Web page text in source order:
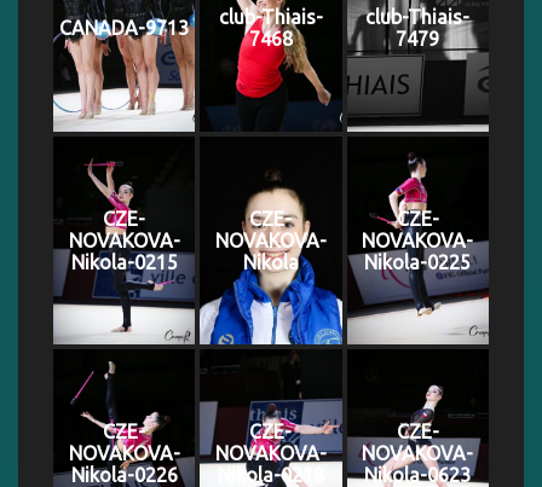
CANADA-9713
club-Thiais-
7468
club-Thiais-
7479
CZE-
NOVAKOVA-
Nikola-0215
CZE-
NOVAKOVA-
Nikola
CZE-
NOVAKOVA-
Nikola-0225
CZE-
NOVAKOVA-
Nikola-0226
CZE-
NOVAKOVA-
Nikola-0218
CZE-
NOVAKOVA-
Nikola-0623